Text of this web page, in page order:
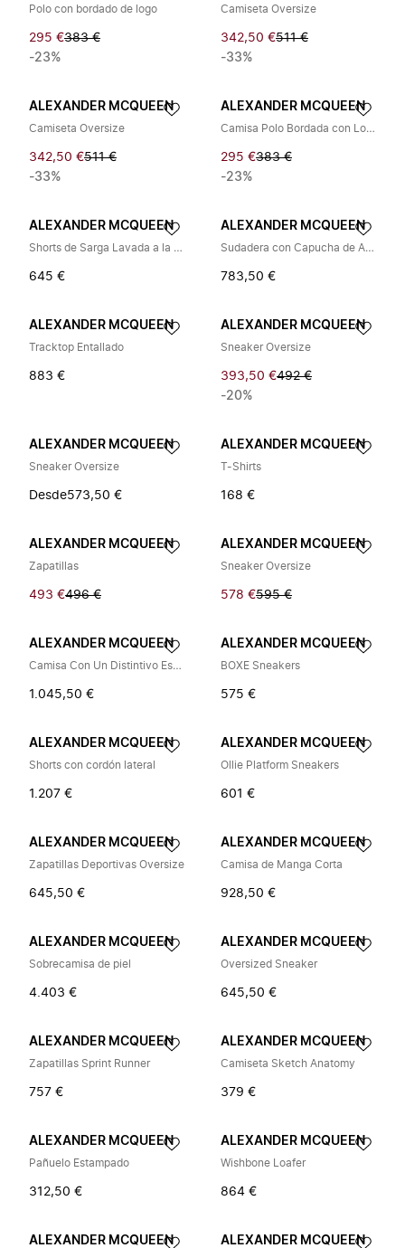
Polo con bordado de logo
295 €383 €
-23%
Camiseta Oversize
342,50 €511 €
-33%
ALEXANDER MCQUEEN
Camiseta Oversize
342,50 €511 €
-33%
ALEXANDER MCQUEEN
Camisa Polo Bordada con Logo
295 €383 €
-23%
ALEXANDER MCQUEEN
Shorts de Sarga Lavada a la Piedra
645 €
ALEXANDER MCQUEEN
Sudadera con Capucha de Algodón
783,50 €
ALEXANDER MCQUEEN
Tracktop Entallado
883 €
ALEXANDER MCQUEEN
Sneaker Oversize
393,50 €492 €
-20%
ALEXANDER MCQUEEN
Sneaker Oversize
Desde573,50 €
ALEXANDER MCQUEEN
T-Shirts
168 €
ALEXANDER MCQUEEN
Zapatillas
493 €496 €
ALEXANDER MCQUEEN
Sneaker Oversize
578 €595 €
ALEXANDER MCQUEEN
Camisa Con Un Distintivo Estampado De Calaveras
1.045,50 €
ALEXANDER MCQUEEN
BOXE Sneakers
575 €
ALEXANDER MCQUEEN
Shorts con cordón lateral
1.207 €
ALEXANDER MCQUEEN
Ollie Platform Sneakers
601 €
ALEXANDER MCQUEEN
Zapatillas Deportivas Oversize
645,50 €
ALEXANDER MCQUEEN
Camisa de Manga Corta
928,50 €
ALEXANDER MCQUEEN
Sobrecamisa de piel
4.403 €
ALEXANDER MCQUEEN
Oversized Sneaker
645,50 €
ALEXANDER MCQUEEN
Zapatillas Sprint Runner
757 €
ALEXANDER MCQUEEN
Camiseta Sketch Anatomy
379 €
ALEXANDER MCQUEEN
Pañuelo Estampado
312,50 €
ALEXANDER MCQUEEN
Wishbone Loafer
864 €
ALEXANDER MCQUEEN ALEXANDER MCQUEEN